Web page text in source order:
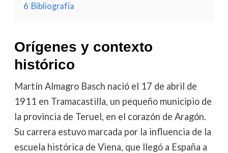
6 Bibliografía
Orígenes y contexto
histórico
Martín Almagro Basch nació el 17 de abril de
1911 en Tramacastilla, un pequeño municipio de
la provincia de Teruel, en el corazón de Aragón.
Su carrera estuvo marcada por la influencia de la
escuela histórica de Viena, que llegó a España a